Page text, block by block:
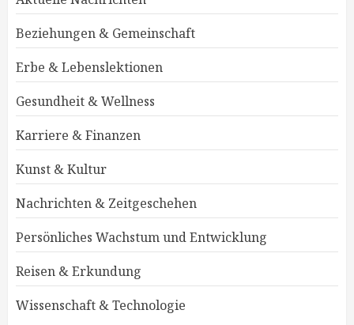
Beziehungen & Gemeinschaft
Erbe & Lebenslektionen
Gesundheit & Wellness
Karriere & Finanzen
Kunst & Kultur
Nachrichten & Zeitgeschehen
Persönliches Wachstum und Entwicklung
Reisen & Erkundung
Wissenschaft & Technologie